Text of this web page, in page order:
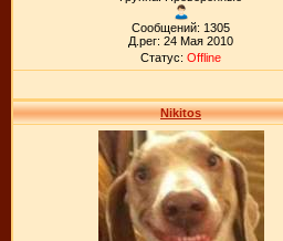
Сообщений: 1305
Д.рег: 24 Мая 2010
Статус: Offline
Nikitos